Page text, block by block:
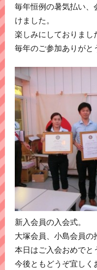
毎年恒例の暑気払い
けました。
楽しみにしておりまし
毎年のご参加ありがと
新入会員の入会式。
大塚会員、小島会員の
本日はご入会おめでと
今後ともどうぞ宜しく